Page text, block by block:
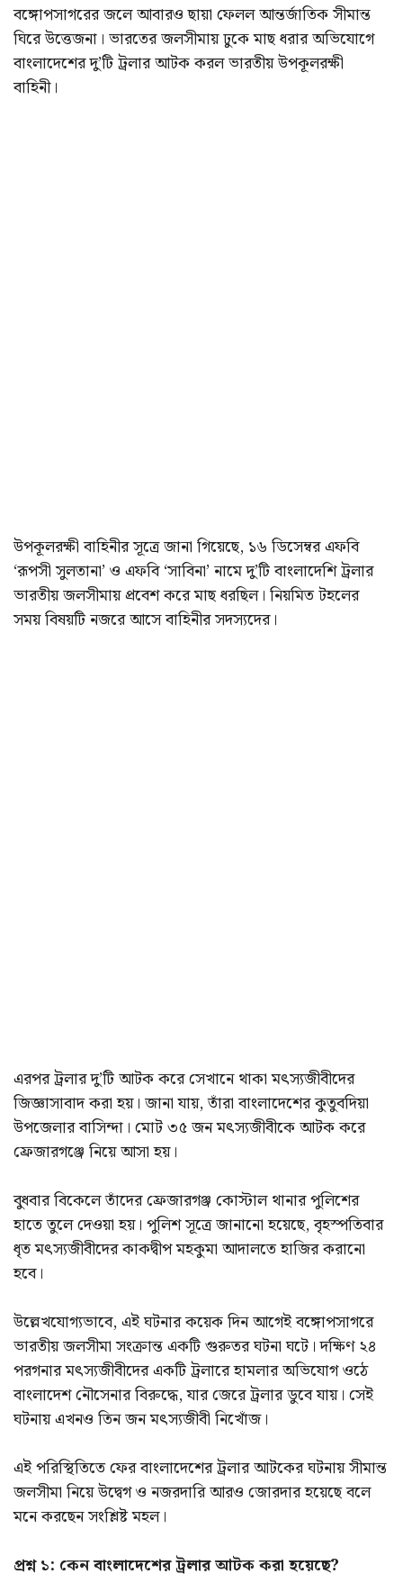
বঙ্গোপসাগরের জলে আবারও ছায়া ফেলল আন্তর্জাতিক সীমান্ত
ঘিরে উত্তেজনা। ভারতের জলসীমায় ঢুকে মাছ ধরার অভিযোগে
বাংলাদেশের দু’টি ট্রলার আটক করল ভারতীয় উপকূলরক্ষী
বাহিনী।
উপকূলরক্ষী বাহিনীর সূত্রে জানা গিয়েছে, ১৬ ডিসেম্বর এফবি
‘রূপসী সুলতানা’ ও এফবি ‘সাবিনা’ নামে দু’টি বাংলাদেশি ট্রলার
ভারতীয় জলসীমায় প্রবেশ করে মাছ ধরছিল। নিয়মিত টহলের
সময় বিষয়টি নজরে আসে বাহিনীর সদস্যদের।
এরপর ট্রলার দু’টি আটক করে সেখানে থাকা মৎস্যজীবীদের
জিজ্ঞাসাবাদ করা হয়। জানা যায়, তাঁরা বাংলাদেশের কুতুবদিয়া
উপজেলার বাসিন্দা। মোট ৩৫ জন মৎস্যজীবীকে আটক করে
ফ্রেজারগঞ্জে নিয়ে আসা হয়।
বুধবার বিকেলে তাঁদের ফ্রেজারগঞ্জ কোস্টাল থানার পুলিশের
হাতে তুলে দেওয়া হয়। পুলিশ সূত্রে জানানো হয়েছে, বৃহস্পতিবার
ধৃত মৎস্যজীবীদের কাকদ্বীপ মহকুমা আদালতে হাজির করানো
হবে।
উল্লেখযোগ্যভাবে, এই ঘটনার কয়েক দিন আগেই বঙ্গোপসাগরে
ভারতীয় জলসীমা সংক্রান্ত একটি গুরুতর ঘটনা ঘটে। দক্ষিণ ২৪
পরগনার মৎস্যজীবীদের একটি ট্রলারে হামলার অভিযোগ ওঠে
বাংলাদেশ নৌসেনার বিরুদ্ধে, যার জেরে ট্রলার ডুবে যায়। সেই
ঘটনায় এখনও তিন জন মৎস্যজীবী নিখোঁজ।
এই পরিস্থিতিতে ফের বাংলাদেশের ট্রলার আটকের ঘটনায় সীমান্ত
জলসীমা নিয়ে উদ্বেগ ও নজরদারি আরও জোরদার হয়েছে বলে
মনে করছেন সংশ্লিষ্ট মহল।
প্রশ্ন ১: কেন বাংলাদেশের ট্রলার আটক করা হয়েছে?